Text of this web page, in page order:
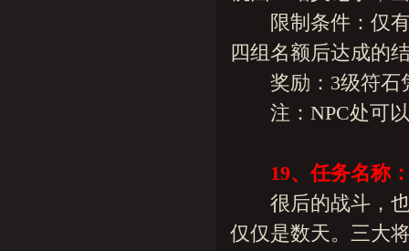
限制条件：仅有
四组名额后达成的
奖励：3级符石凭
注：NPC处可以
19、任务名称
很后的战斗，也
仅仅是数天。三大